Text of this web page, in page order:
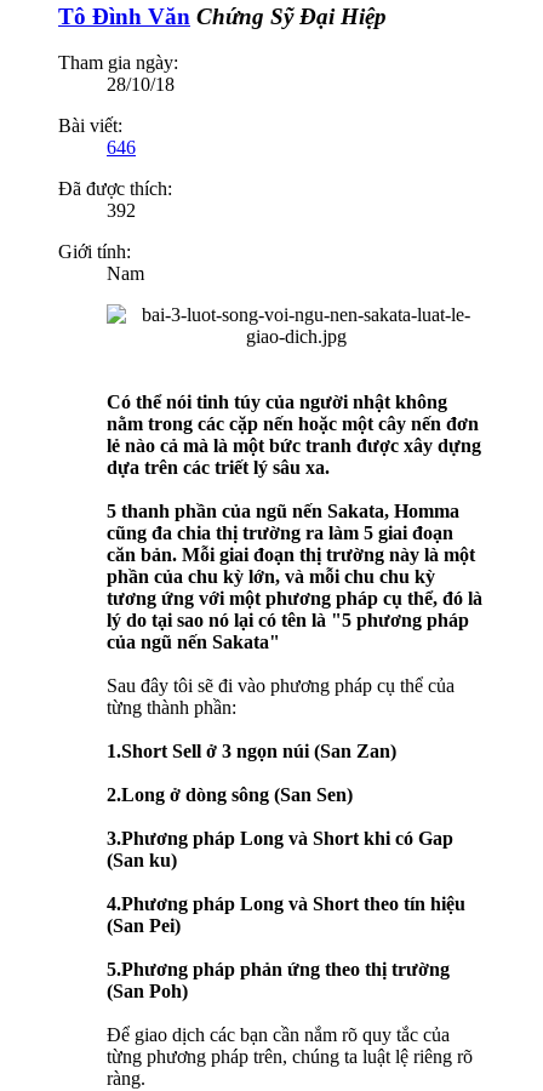
Tô Đình Văn Chứng Sỹ Đại Hiệp
Tham gia ngày:
28/10/18
Bài viết:
646
Đã được thích:
392
Giới tính:
Nam
Có thể nói tinh túy của người nhật không
nằm trong các cặp nến hoặc một cây nến đơn
lẻ nào cả mà là một bức tranh được xây dựng
dựa trên các triết lý sâu xa.
5 thanh phần của ngũ nến Sakata, Homma
cũng đa chia thị trường ra làm 5 giai đoạn
căn bản. Mỗi giai đoạn thị trường này là một
phần của chu kỳ lớn, và mỗi chu chu kỳ
tương ứng với một phương pháp cụ thể, đó là
lý do tại sao nó lại có tên là "5 phương pháp
của ngũ nến Sakata"
Sau đây tôi sẽ đi vào phương pháp cụ thể của
từng thành phần:
1.Short Sell ở 3 ngọn núi (San Zan)
2.Long ở dòng sông (San Sen)
3.Phương pháp Long và Short khi có Gap
(San ku)
4.Phương pháp Long và Short theo tín hiệu
(San Pei)
5.Phương pháp phản ứng theo thị trường
(San Poh)
Để giao dịch các bạn cần nắm rõ quy tắc của
từng phương pháp trên, chúng ta luật lệ riêng rõ
ràng.